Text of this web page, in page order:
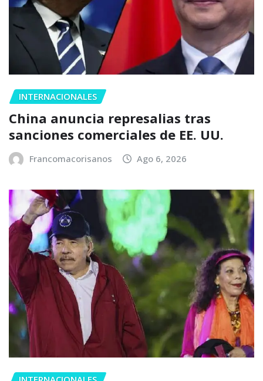
INTERNACIONALES
China anuncia represalias tras
sanciones comerciales de EE. UU.
Francomacorisanos Ago 6, 2026